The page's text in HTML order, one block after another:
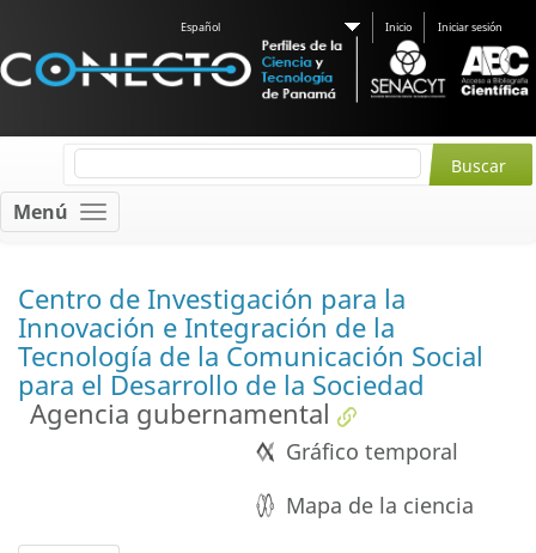
Español Inicio Iniciar sesión
Menú
Centro de Investigación para la
Innovación e Integración de la
Tecnología de la Comunicación Social
para el Desarrollo de la Sociedad
Agencia gubernamental
Gráfico temporal
Mapa de la ciencia